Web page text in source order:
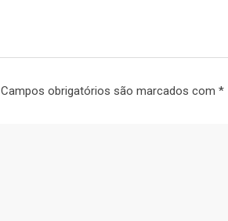
Campos obrigatórios são marcados com *